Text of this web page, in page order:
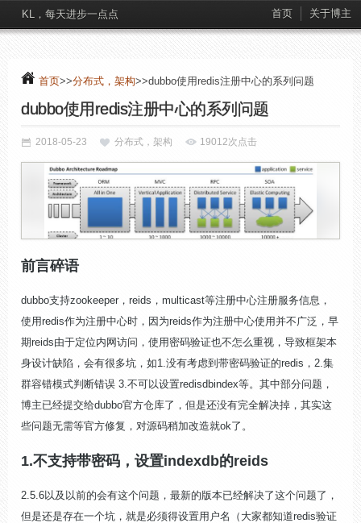
KL，每天进步一点点 首页 关于博主
首页>>分布式，架构>>dubbo使用redis注册中心的系列问题
dubbo使用redis注册中心的系列问题
2018-05-23 分布式，架构 19012次点击
前言碎语
dubbo支持zookeeper，reids，multicast等注册中心注册服务信息，
使用redis作为注册中心时，因为reids作为注册中心使用并不广泛，早
期reids由于定位内网访问，使用密码验证也不怎么重视，导致框架本
身设计缺陷，会有很多坑，如1.没有考虑到带密码验证的redis，2.集
群容错模式判断错误 3.不可以设置redisdbindex等。其中部分问题，
博主已经提交给dubbo官方仓库了，但是还没有完全解决掉，其实这
些问题无需等官方修复，对源码稍加改造就ok了。
1.不支持带密码，设置indexdb的reids
2.5.6以及以前的会有这个问题，最新的版本已经解决了这个问题了，
但是还是存在一个坑，就是必须得设置用户名（大家都知道redis验证